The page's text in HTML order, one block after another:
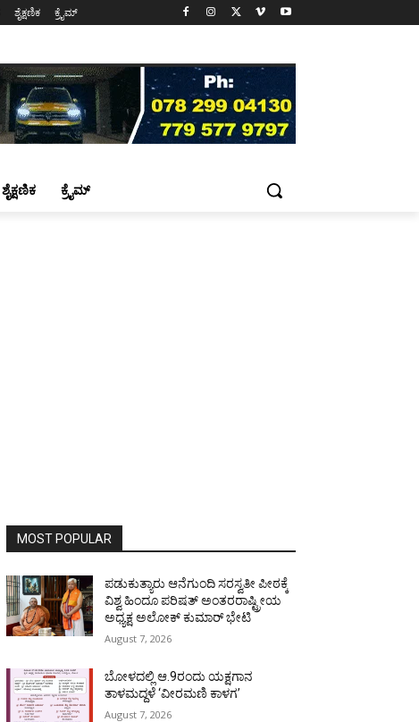
ಶೈಕ್ಷಣಿಕ ಕ್ರೈಮ್
ಶೈಕ್ಷಣಿಕ ಕ್ರೈಮ್
MOST POPULAR
ಪಡುಕುತ್ಯಾರು ಆನೆಗುಂದಿ ಸರಸ್ವತೀ ಪೀಠಕ್ಕೆ
ವಿಶ್ವ ಹಿಂದೂ ಪರಿಷತ್ ಅಂತರರಾಷ್ಟ್ರೀಯ
ಅಧ್ಯಕ್ಷ ಅಲೋಕ್ ಕುಮಾರ್ ಭೇಟಿ
August 7, 2026
ಬೋಳದಲ್ಲಿ ಆ.9ರಂದು ಯಕ್ಷಗಾನ
ತಾಳಮದ್ದಳೆ ‘ವೀರಮಣಿ ಕಾಳಗ’
August 7, 2026